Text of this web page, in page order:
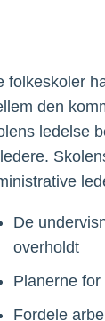
folkeskoler
den
ledelse
De
overholdt
Planerne
Fordele